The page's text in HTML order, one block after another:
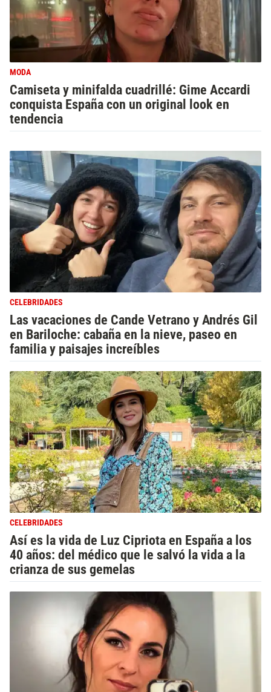
MODA
Camiseta y minifalda cuadrillé: Gime Accardi
conquista España con un original look en
tendencia
CELEBRIDADES
Las vacaciones de Cande Vetrano y Andrés Gil
en Bariloche: cabaña en la nieve, paseo en
familia y paisajes increíbles
CELEBRIDADES
Así es la vida de Luz Cipriota en España a los
40 años: del médico que le salvó la vida a la
crianza de sus gemelas